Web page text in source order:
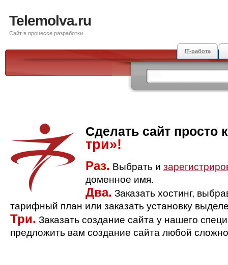
Telemolva.ru
Сайт в процессе разработки
IT-работа
Сделать сайт просто
три»!
Раз. Выбрать и
доменное имя.
Два. Заказать хостинг,
тарифный план или заказать установку
Три. Заказать создание сайта у нашего
предложить вам создание сайта любой